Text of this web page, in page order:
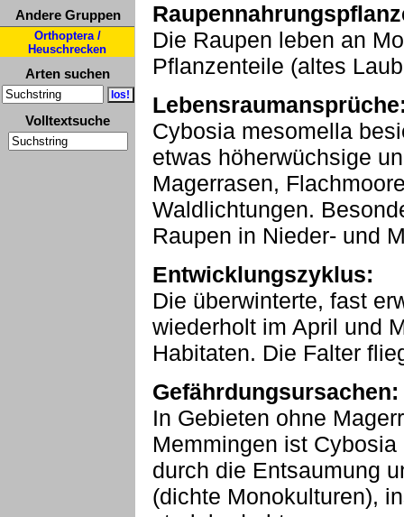
Andere Gruppen
Orthoptera /
Heuschrecken
Arten suchen
Volltextsuche
Die Raupen leben an
Pflanzenteile (altes
Cybosia mesomella
etwas höherwüchsige
Magerrasen,
Waldlichtungen.
Raupen in Nieder- und
Entwicklungszyklus:
Die überwinterte, fast
wiederholt im April und
Habitaten. Die Falter
Gefährdungsursachen:
In Gebieten ohne
Memmingen ist
durch die Entsaumung
(dichte Monokulturen),